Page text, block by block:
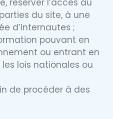
réserver l’accès au
du site, à une
d’internautes ;
pouvant en
ou entrant en
lois nationales ou
de procéder à des